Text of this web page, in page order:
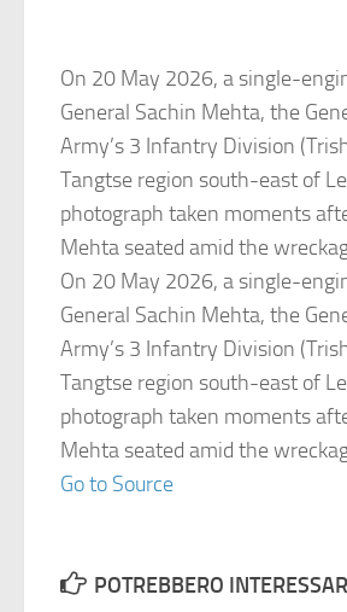
On 20 May 2026, a single-
General Sachin Mehta, the
Army’s 3 Infantry Division
Tangtse region south-east of
photograph taken moments
Mehta seated amid the
On 20 May 2026, a single-
General Sachin Mehta, the
Army’s 3 Infantry Division
Tangtse region south-east of
photograph taken moments
Mehta seated amid the
Go to Source
POTREBBERO